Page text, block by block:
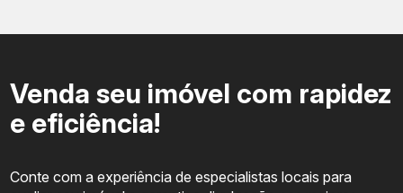
Venda seu imóvel com rapidez
e eficiência!
Conte com a experiência de especialistas locais para